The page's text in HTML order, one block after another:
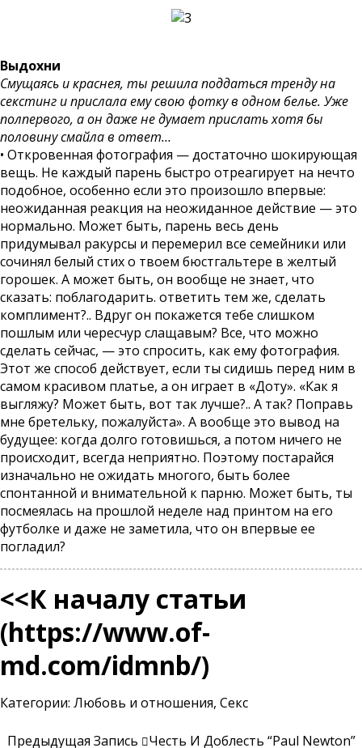
Выдохни
Смущаясь и краснея, ты решила поддаться тренду на
секстинг и прислала ему свою фотку в одном белье. Уже
полпервого, а он даже не думает прислать хотя бы
половину смайла в ответ…
• Откровенная фотография — достаточно шокирующая
вещь. Не каждый парень быстро отреагирует на нечто
подобное, особенно если это произошло впервые:
неожиданная реакция на неожиданное действие — это
нормально. Может быть, парень весь день
придумывал ракурсы и перемерил все семейники или
сочинял белый стих о твоем бюстгальтере в желтый
горошек. А может быть, он вообще не знает, что
сказать: поблагодарить. ответить тем же, сделать
комплимент?.. Вдруг он покажется тебе слишком
пошлым или чересчур слащавым? Все, что можно
сделать сейчас, — это спросить, как ему фотография.
Этот же способ действует, если ты сидишь перед ним в
самом красивом платье, а он играет в «Доту». «Как я
выгляжу? Может быть, вот так лучше?.. А так? Поправь
мне бретельку, пожалуйста». А вообще это вывод на
будущее: когда долго готовишься, а потом ничего не
происходит, всегда неприятно. Поэтому постарайся
изначально не ожидать многого, быть более
спонтанной и внимательной к парню. Может быть, ты
посмеялась на прошлой неделе над принтом на его
футболке и даже не заметила, что он впервые ее
погладил?
<<К началу статьи
(https://www.of-
md.com/idmnb/)
Категории: Любовь и отношения, Секс
Предыдущая Запись Честь И Доблесть “Paul Newton”